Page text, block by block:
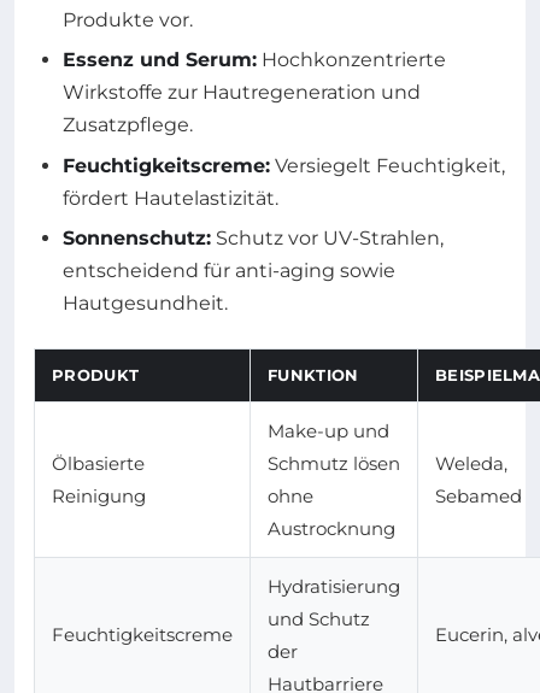
Produkte vor.
Essenz und Serum: Hochkonzentrierte
Wirkstoffe zur Hautregeneration und
Zusatzpflege.
Feuchtigkeitscreme: Versiegelt Feuchtigkeit,
fördert Hautelastizität.
Sonnenschutz: Schutz vor UV-Strahlen,
entscheidend für anti-aging sowie
Hautgesundheit.
PRODUKT FUNKTION
Ölbasierte
Reinigung
Make-up und
Schmutz lösen
ohne
Austrocknung
Weleda,
Sebamed
Feuchtigkeitscreme
Hydratisierung
und Schutz
der
Hautbarriere
Eucerin,